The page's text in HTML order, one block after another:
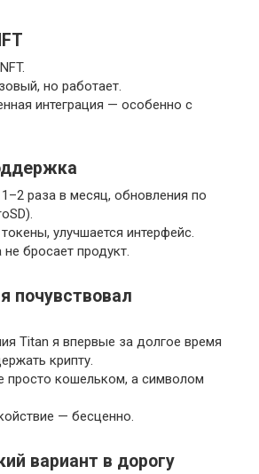
но работает.
интеграция — особенно с
раза в месяц, обновления по
улучшается интерфейс.
бросает продукт.
почувствовал
Titan я впервые за долгое время
крипту.
просто кошельком, а символом
— бесценно.
вариант в дорогу